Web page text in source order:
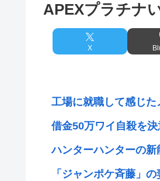
APEXプラチナ
X
工場に就職して感じた
借金50万ワイ自殺を決
ハンターハンターの
「ジャンポケ斉藤」